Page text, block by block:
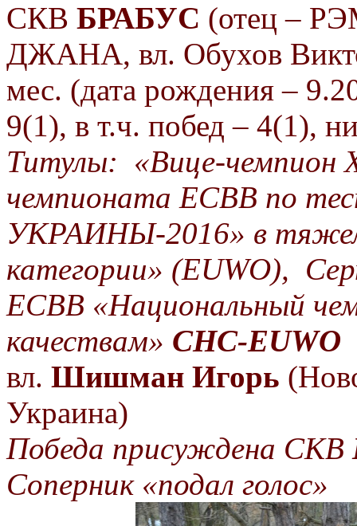
СКВ БРАБУС (отец –
ДЖАНА, вл. Обухов
мес. (дата рождения –
9(1), в т.ч. побед – 4(1),
Титулы: «Вице-чемпион
чемпионата ЕСВВ по
УКРАИНЫ-2016» в
категории» (EUWO),
ЕСВВ «Национальный
качествам» CHC-EUWO
вл. Шишман Игорь
Украина)
Победа присуждена СКВ
Соперник «подал голос»